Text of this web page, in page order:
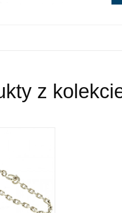
patrí k najstarším kovom a je
z neho zhotovené, by sa
z hľadiska trvácnosti
z